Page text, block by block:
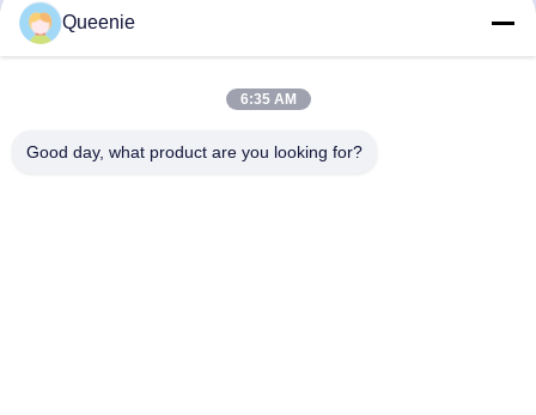
de Hoeksteenmodule 50u
Queenie
6:35 AM
Good day, what product are you looking for?